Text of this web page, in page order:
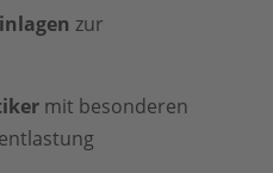
zur
mit besonderen